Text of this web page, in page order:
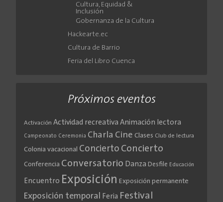
Cultura, Equidad &
Inclusión
Gobernanza de la Cultura
Hackearte.ec
Cultura de Barrio
Feria del Libro Cuenca
Próximos eventos
Activación Actividad recreativa Animación lectora
Campeonato Ceremonia Charla Cine Clases Club de lectura
Colonia vacacional Concierto Concierto
Conferencia Conversatorio Danza Desfile Educación
Encuentro Exposición Exposición permanente
Exposición temporal Feria Festival